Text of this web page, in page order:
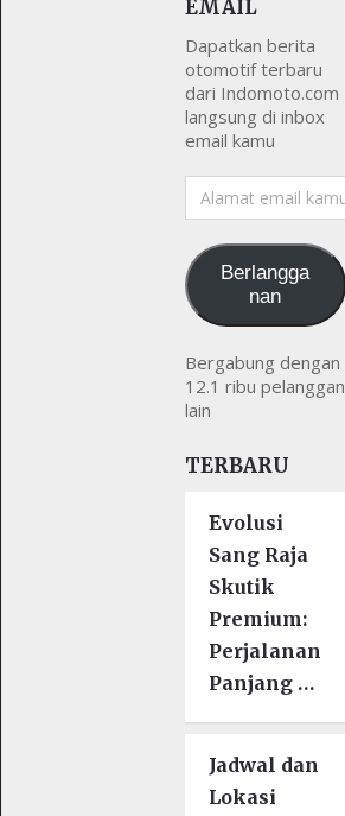
EMAIL
Dapatkan berita
otomotif terbaru
dari Indomoto.com
langsung di inbox
email kamu
Alamat
email
Berlangga
nan
Bergabung dengan
12.1 ribu pelanggan
lain
TERBARU
Evolusi
Sang Raja
Skutik
Premium:
Perjalanan
Panjang …
Jadwal dan
Lokasi